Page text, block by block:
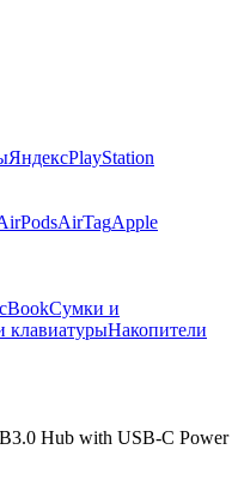
ЯндексPlayStation
AirTagApple
Сумки и
Накопители
Hub with USB-C Power